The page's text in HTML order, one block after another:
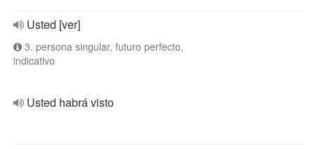
Usted [ver]
3. persona singular, futuro perfecto,
indicativo
Usted habrá visto